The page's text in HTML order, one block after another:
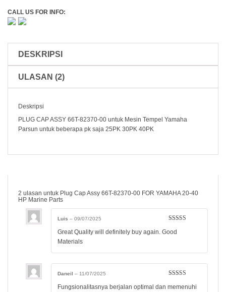
CALL US FOR INFO:
DESKRIPSI
ULASAN (2)
Deskripsi
PLUG CAP ASSY 66T-82370-00 untuk Mesin Tempel Yamaha
Parsun untuk beberapa pk saja 25PK 30PK 40PK
2 ulasan untuk Plug Cap Assy 66T-82370-00 FOR YAMAHA 20-40
HP Marine Parts
5
Luis – 09/07/2025
Great Quality will definitely buy again. Good
Materials
5
Daneil – 11/07/2025
Fungsionalitasnya berjalan optimal dan memenuhi